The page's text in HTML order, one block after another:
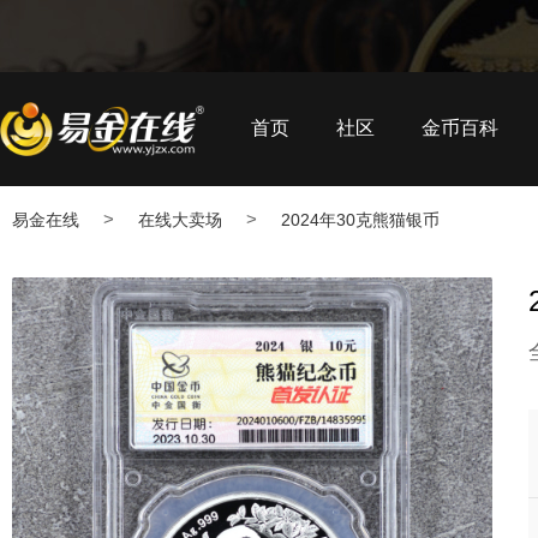
首页 社区 金币百科
易金在线 > 在线大卖场 > 2024年30克熊猫银币